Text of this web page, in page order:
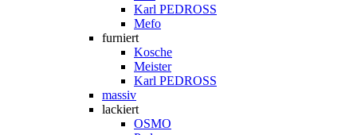
Karl PEDROSS
Mefo
furniert
Kosche
Meister
Karl PEDROSS
massiv
lackiert
OSMO